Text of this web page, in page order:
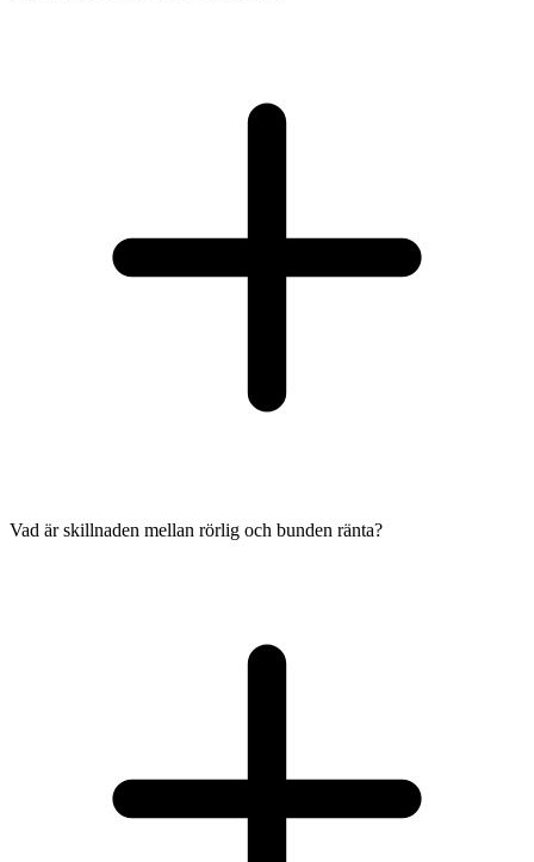
Vad är skillnaden mellan rörlig och bunden ränta?